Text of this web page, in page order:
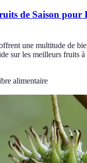
de Saison
une multitude de
sur les meilleurs fruits
alimentaire